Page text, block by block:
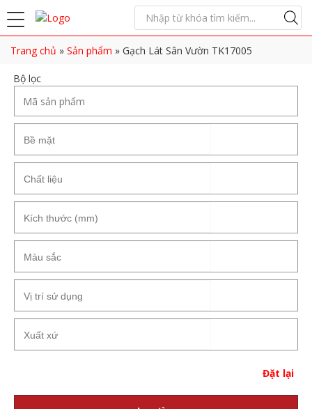
Trang chủ » Sản phẩm » Gạch Lát Sân Vườn TK17005
Bộ lọc
Đặt lại